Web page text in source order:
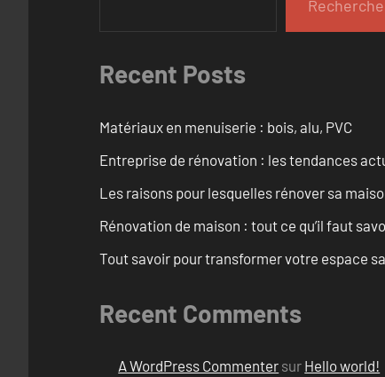
Recent Posts
Matériaux en menuiserie : bois, alu, PVC
Entreprise de rénovation : les tendances
Les raisons pour lesquelles rénover sa
Rénovation de maison : tout ce qu’il faut
Tout savoir pour transformer votre espace
Recent Comments
A WordPress Commenter sur Hello world!